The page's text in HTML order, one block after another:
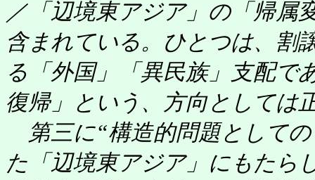
／「辺境東アジア」の「帰属
含まれている。ひとつは、割
る「外国」「異民族」支配で
復帰」という、方向としては
第三に“構造的問題として
た「辺境東アジア」にもたら